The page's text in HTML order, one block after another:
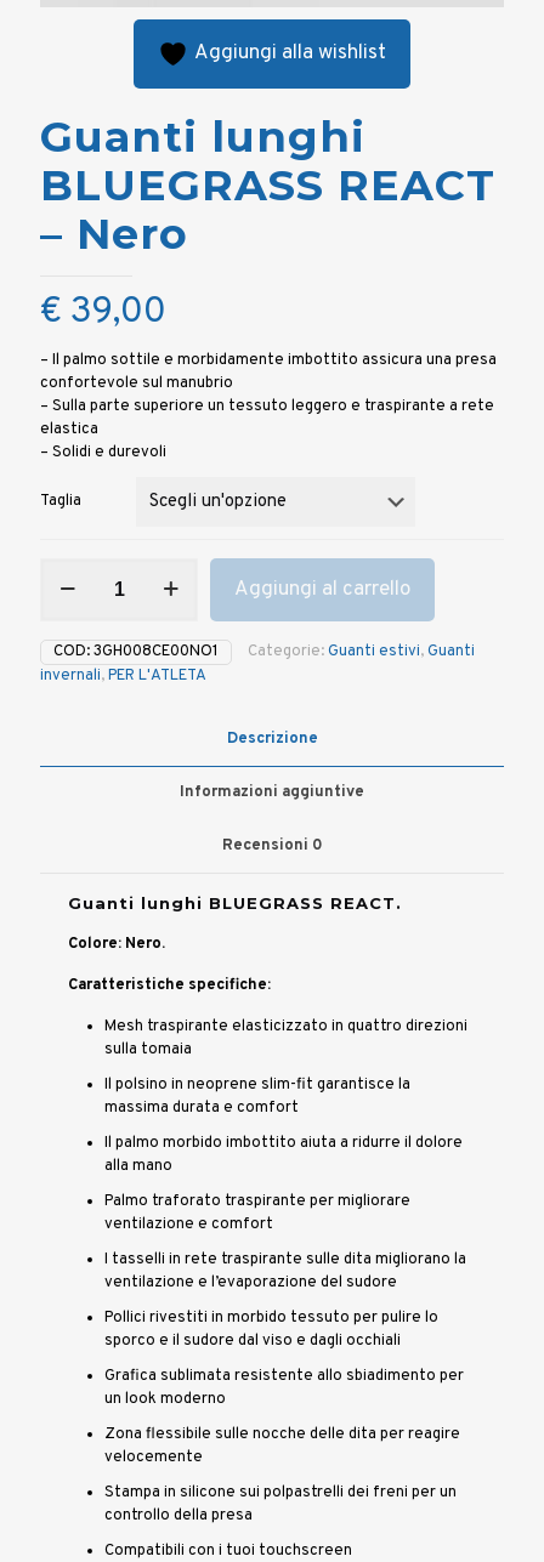
Aggiungi alla wishlist
Guanti lunghi
BLUEGRASS REACT
– Nero
€ 39,00
– Il palmo sottile e morbidamente imbottito assicura una presa
confortevole sul manubrio
– Sulla parte superiore un tessuto leggero e traspirante a rete
elastica
– Solidi e durevoli
Taglia
lunghi
REACT
-
Nero
Aggiungi al carrello
COD:3GH008CE00NO1 Categorie:Guanti estivi,Guanti
invernali,PER L'ATLETA
Descrizione
Informazioni aggiuntive
Recensioni 0
Guanti lunghi BLUEGRASS REACT.
Colore: Nero.
Caratteristiche specifiche:
Mesh traspirante elasticizzato in quattro direzioni
sulla tomaia
Il polsino in neoprene slim-fit garantisce la
massima durata e comfort
Il palmo morbido imbottito aiuta a ridurre il dolore
alla mano
Palmo traforato traspirante per migliorare
ventilazione e comfort
I tasselli in rete traspirante sulle dita migliorano la
ventilazione e l’evaporazione del sudore
Pollici rivestiti in morbido tessuto per pulire lo
sporco e il sudore dal viso e dagli occhiali
Grafica sublimata resistente allo sbiadimento per
un look moderno
Zona flessibile sulle nocche delle dita per reagire
velocemente
Stampa in silicone sui polpastrelli dei freni per un
controllo della presa
Compatibili con i tuoi touchscreen